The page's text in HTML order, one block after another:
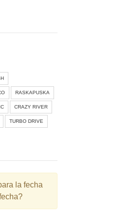
RASKAPUSKA
CRAZY RIVER
TURBO DRIVE
la fecha